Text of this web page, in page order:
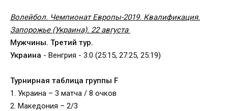
Волейбол. Чемпионат Европы-2019. Квалификация.
Запорожье (Украина). 22 августа
Мужчины. Третий тур.
Украина - Венгрия - 3:0 (25:15, 27:25, 25:19)
Турнирная таблица группы F
1. Украина – 3 матча / 8 очков
2. Македония – 2/3